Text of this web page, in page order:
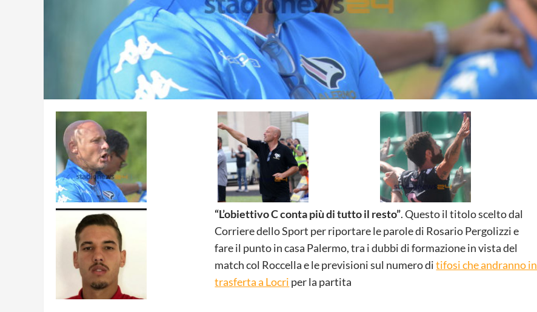
“L’obiettivo C conta più di tutto il resto”. Questo il titolo scelto dal
Corriere dello Sport per riportare le parole di Rosario Pergolizzi e
fare il punto in casa Palermo, tra i dubbi di formazione in vista del
match col Roccella e le previsioni sul numero ditifosi che andranno in
trasferta a Locri per la partita